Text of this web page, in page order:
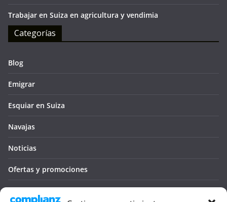
Trabajar en Suiza en agricultura y vendimia
Categorías
Blog
Emigrar
Esquiar en Suiza
Navajas
Noticias
Ofertas y promociones
Seguro médico